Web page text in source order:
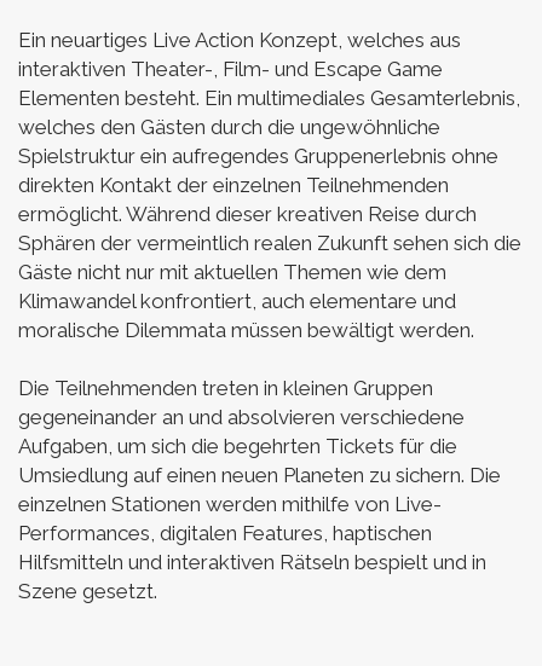
Ein neuartiges Live Action Konzept, welches aus
interaktiven Theater-, Film- und Escape Game
Elementen besteht. Ein multimediales Gesamterlebnis,
welches den Gästen durch die ungewöhnliche
Spielstruktur ein aufregendes Gruppenerlebnis ohne
direkten Kontakt der einzelnen Teilnehmenden
ermöglicht. Während dieser kreativen Reise durch
Sphären der vermeintlich realen Zukunft sehen sich die
Gäste nicht nur mit aktuellen Themen wie dem
Klimawandel konfrontiert, auch elementare und
moralische Dilemmata müssen bewältigt werden.
Die Teilnehmenden treten in kleinen Gruppen
gegeneinander an und absolvieren verschiedene
Aufgaben, um sich die begehrten Tickets für die
Umsiedlung auf einen neuen Planeten zu sichern. Die
einzelnen Stationen werden mithilfe von Live-
Performances, digitalen Features, haptischen
Hilfsmitteln und interaktiven Rätseln bespielt und in
Szene gesetzt.